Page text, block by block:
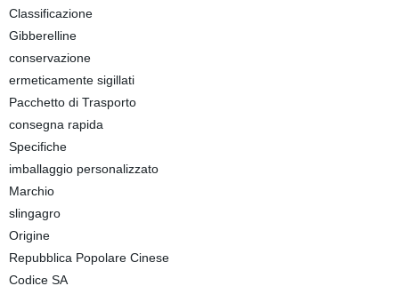
Classificazione
Gibberelline
conservazione
ermeticamente sigillati
Pacchetto di Trasporto
consegna rapida
Specifiche
imballaggio personalizzato
Marchio
slingagro
Origine
Repubblica Popolare Cinese
Codice SA